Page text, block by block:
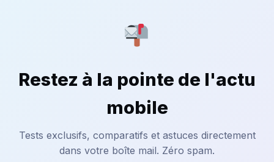
Restez à la pointe de l'actu
mobile
Tests exclusifs, comparatifs et astuces directement
dans votre boîte mail. Zéro spam.